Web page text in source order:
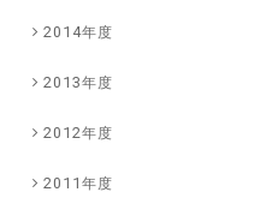
2014年度
2013年度
2012年度
2011年度